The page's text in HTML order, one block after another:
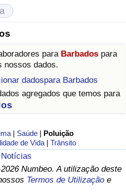
para Barbados para
nossos dados.
dadospara Barbados
agregados que temos para
| Saúde | Poluição
de Vida |Trânsito
Numbeo. A utilização deste
Termos de Utilização e
(Atual)
Por País
(Atual)
Imóveis por País
Vida
Vida (Atual)
por país
(Atual)